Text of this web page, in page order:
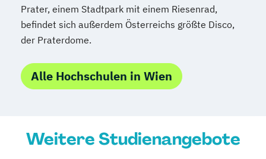
Wirtschaftspsychologie (DE/EN)
Wirtschaftsrecht
Prater, einem Stadtpark mit einem Riesenrad,
befindet sich außerdem Österreichs größte Disco,
der Praterdome.
Alle Hochschulen in Wien
Weitere Studienangebote